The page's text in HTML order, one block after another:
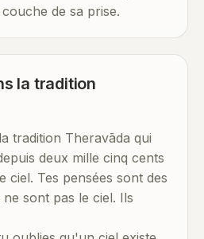
de sa prise.
la tradition
tradition Theravāda qui
deux mille cinq cents
ciel. Tes pensées sont des
sont pas le ciel. Ils